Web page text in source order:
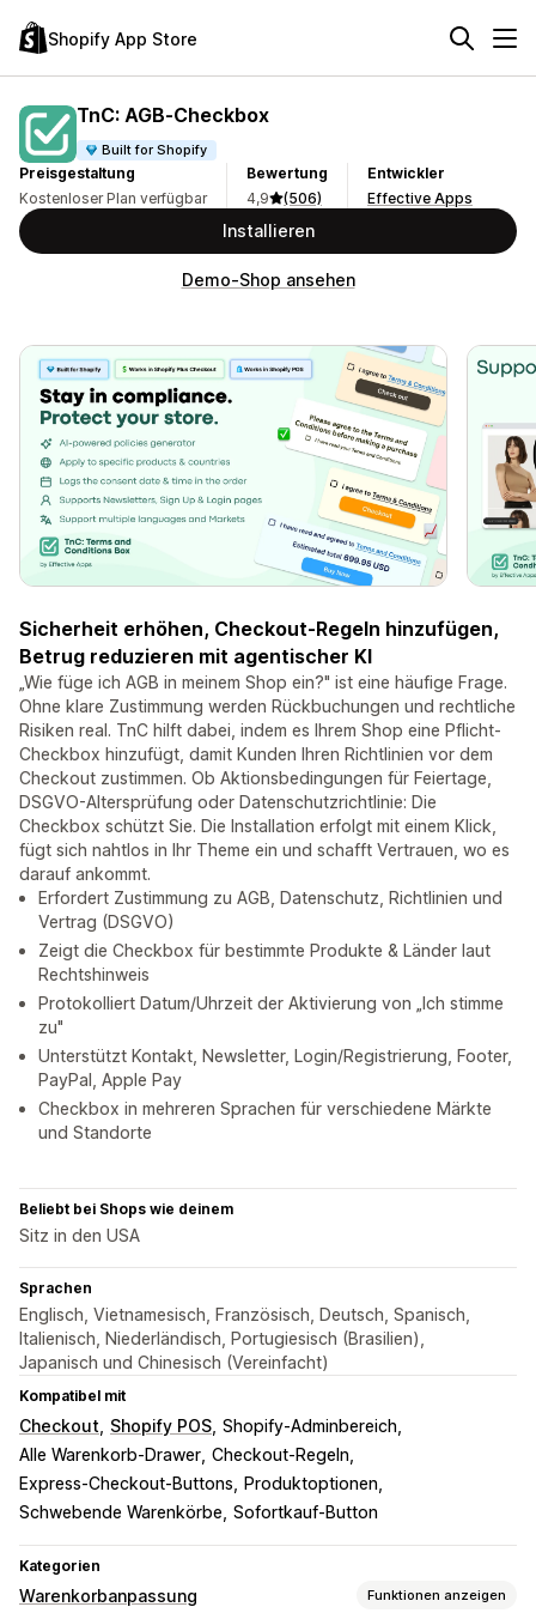
Shopify App Store
TnC: AGB‑Checkbox
Built for Shopify
Preisgestaltung
Kostenloser Plan verfügbar
Bewertung
4,9
(506)
Entwickler
Effective Apps
Installieren
Demo-Shop ansehen
Sicherheit erhöhen, Checkout-Regeln hinzufügen,
Betrug reduzieren mit agentischer KI
„Wie füge ich AGB in meinem Shop ein?" ist eine häufige Frage.
Ohne klare Zustimmung werden Rückbuchungen und rechtliche
Risiken real. TnC hilft dabei, indem es Ihrem Shop eine Pflicht-
Checkbox hinzufügt, damit Kunden Ihren Richtlinien vor dem
Checkout zustimmen. Ob Aktionsbedingungen für Feiertage,
DSGVO-Altersprüfung oder Datenschutzrichtlinie: Die
Checkbox schützt Sie. Die Installation erfolgt mit einem Klick,
fügt sich nahtlos in Ihr Theme ein und schafft Vertrauen, wo es
darauf ankommt.
Erfordert Zustimmung zu AGB, Datenschutz, Richtlinien und
Vertrag (DSGVO)
Zeigt die Checkbox für bestimmte Produkte & Länder laut
Rechtshinweis
Protokolliert Datum/Uhrzeit der Aktivierung von „Ich stimme
zu"
Unterstützt Kontakt, Newsletter, Login/Registrierung, Footer,
PayPal, Apple Pay
Checkbox in mehreren Sprachen für verschiedene Märkte
und Standorte
Beliebt bei Shops wie deinem
Sitz in den USA
Sprachen
Englisch, Vietnamesisch, Französisch, Deutsch, Spanisch,
Italienisch, Niederländisch, Portugiesisch (Brasilien),
Japanisch und Chinesisch (Vereinfacht)
Kompatibel mit
Checkout Shopify POS Shopify-Adminbereich
Alle Warenkorb-Drawer Checkout-Regeln
Express-Checkout-Buttons
Produktoptionen
Schwebende Warenkörbe Sofortkauf-Button
Kategorien
Warenkorbanpassung Funktionen anzeigen